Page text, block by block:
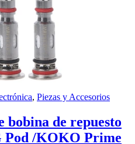
, Piezas y Accesorios
bobina de repuesto
Pod /KOKO Prime